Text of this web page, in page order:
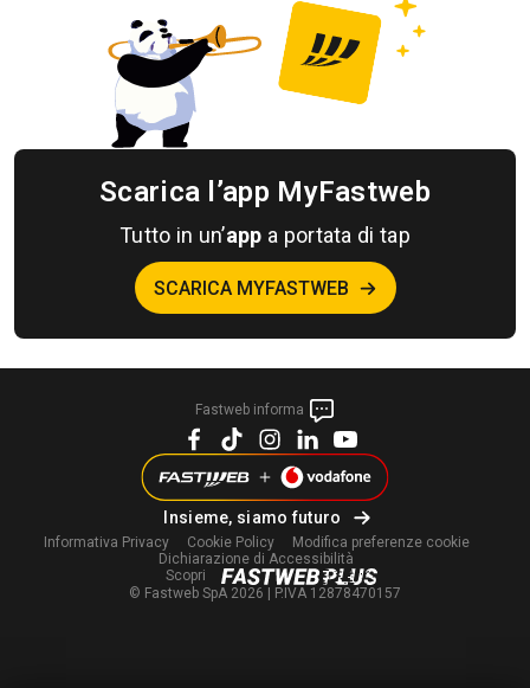
Scarica l’app MyFastweb
Tutto in un’app a portata di tap
SCARICA MYFASTWEB
© Fastweb SpA 2026 | P.IVA 12878470157
Fastweb informa
Insieme, siamo futuro
Informativa Privacy Cookie Policy Modifica preferenze cookie
Dichiarazione di Accessibilità
Scopri